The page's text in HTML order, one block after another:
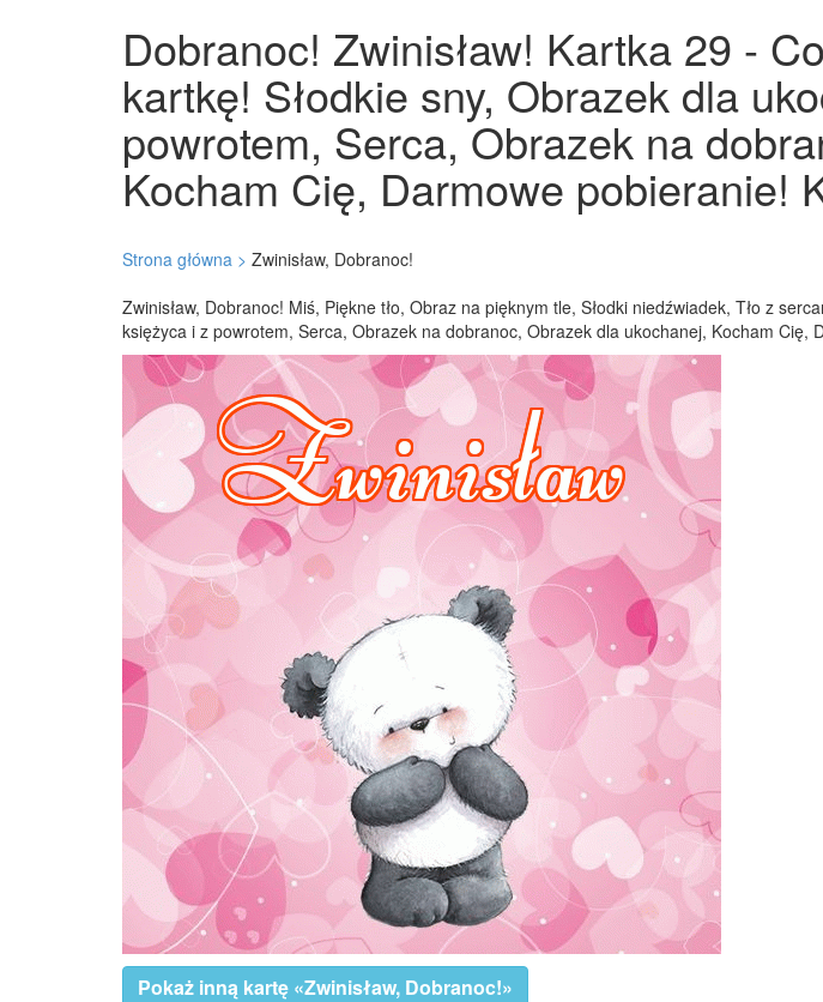
Dobranoc! Zwinisław! Kartka 29 -
kartkę! Słodkie sny, Obrazek dla
powrotem, Serca, Obrazek na
Kocham Cię, Darmowe pobieranie!
Strona główna > Zwinisław, Dobranoc!
Zwinisław, Dobranoc! Miś, Piękne tło, Obraz na pięknym tle, Słodki niedźwiadek, Tło z
księżyca i z powrotem, Serca, Obrazek na dobranoc, Obrazek dla ukochanej, Kocham Cię,
Pokaż inną kartę «Zwinisław, Dobranoc!»